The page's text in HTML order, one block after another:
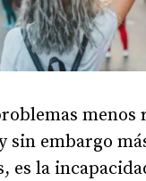
menos
sin embargo
es la